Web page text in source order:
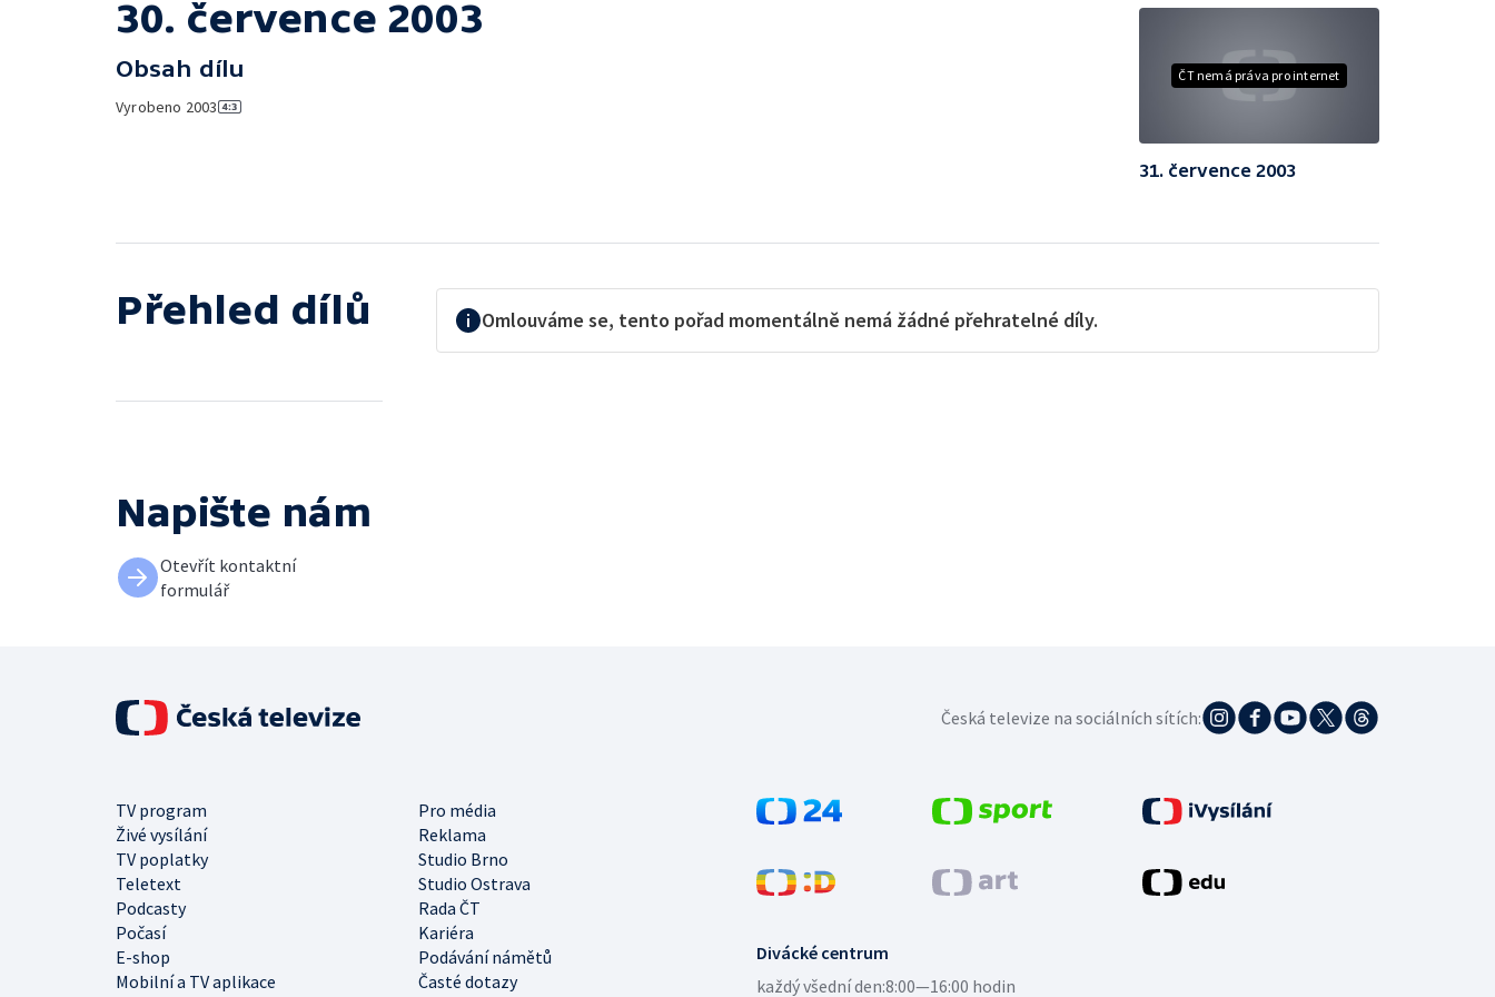
30. července 2003
Obsah dílu
Vyrobeno 2003
ČT nemá práva pro internet
31. července 2003
Přehled dílů Omlouváme se, tento pořad momentálně nemá žádné přehratelné díly.
Napište nám
Otevřít kontaktní
formulář
Divácké centrum
každý všední den:8:00—16:00 hodin
TV program
Pro média
Živé vysílání
Reklama
TV poplatky
Studio Brno
Teletext
Studio Ostrava
Podcasty
Rada ČT
Počasí
Kariéra
E-shop
Podávání námětů
Mobilní a TV aplikace
Časté dotazy
Česká televize na sociálních sítích: